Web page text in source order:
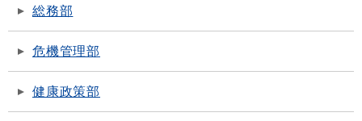
総務部
危機管理部
健康政策部